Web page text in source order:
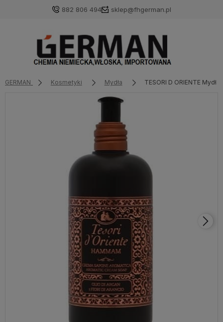
882 806 494 sklep@fhgerman.pl
GERMAN Kosmetyki Mydła TESORI D ORIENTE